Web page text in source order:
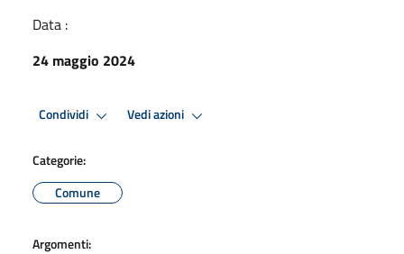
Data :
24 maggio 2024
Condividi Vedi azioni
Categorie:
Comune
Argomenti: